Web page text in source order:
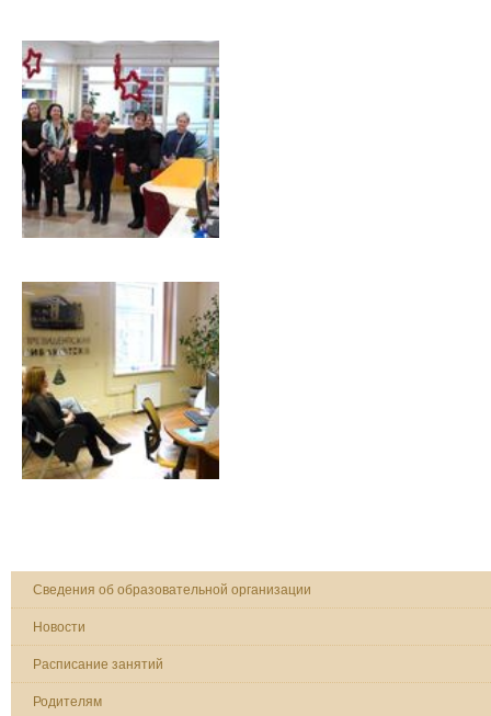
Сведения об образовательной организации
Новости
Расписание занятий
Родителям